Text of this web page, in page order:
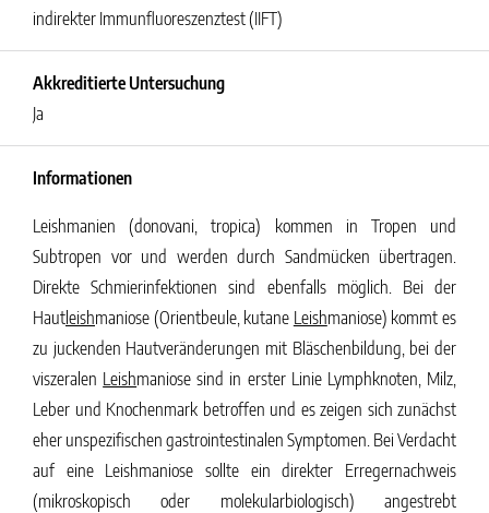
indirekter Immunfluoreszenztest (IIFT)
Akkreditierte Untersuchung
Ja
Informationen
Leishmanien (donovani, tropica) kommen in Tropen und
Subtropen vor und werden durch Sandmücken übertragen.
Direkte Schmierinfektionen sind ebenfalls möglich. Bei der
Hautleishmaniose (Orientbeule, kutane Leishmaniose) kommt es
zu juckenden Hautveränderungen mit Bläschenbildung, bei der
viszeralen Leishmaniose sind in erster Linie Lymphknoten, Milz,
Leber und Knochenmark betroffen und es zeigen sich zunächst
eher unspezifischen gastrointestinalen Symptomen. Bei Verdacht
auf eine Leishmaniose sollte ein direkter Erregernachweis
(mikroskopisch oder molekularbiologisch) angestrebt